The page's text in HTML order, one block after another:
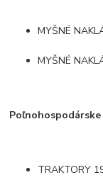
MYŠNÉ
MYŠNÉ
TRAKTORY